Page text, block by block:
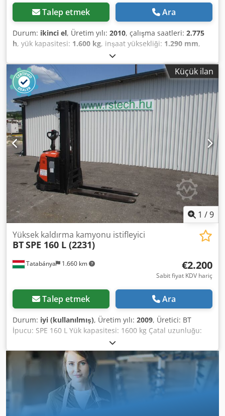
Talep etmek Ara
Durum: ikinci el, Üretim yılı: 2010, çalışma saatleri: 2.775
h, yük kapasitesi: 1.600 kg, inşaat yüksekliği: 1.290 mm,
1.150 mm
genişliği:730 mm, Alçak kaldırma kamyonu Yük ağırlık
merkezi: 600 Çatal genişliği: 155 mm Çatal kalınlığı: 45 mm
Durum: Kullanıma hazır ve tamamen işlevsel Teknik
durum: iyi Ön lastikler Tip: Poliüretan Ön lastiklerin
durumu: %60 - 80 Arka lastikler Tip: Poliüretan Arka
lastiklerin durumu: %60 - 80 Akü Volt: 24V Akü Ah: 225Ah
Dodpfx Aisuqrf Re Rsck Pil üreticisi: Eternity Pil tipi: PzS
Batarya yapım yılı: 2021 Akü durumu: %80 - %100
Açıklama: harici şarj cihazı, kod kilidi
Küçük ilan
1 /9
Tatabánya 1.660 km
Yüksek kaldırma kamyonu istifleyici
BTSPE 160 L (2231)
€2.200
Sabit fiyat KDV hariç
Talep etmek Ara
Durum: iyi (kullanılmış), Üretim yılı: 2009, Üretici: BT
İpucu: SPE 160 L Yük kapasitesi: 1600 kg Çatal uzunluğu:
1600 mm Dcsdpfxslz Nyqe Ai Rok Üretim yılı: 2009 Şarj
cihazı olmadan Akü değiştirilmeli/onarılmalıdır!!!